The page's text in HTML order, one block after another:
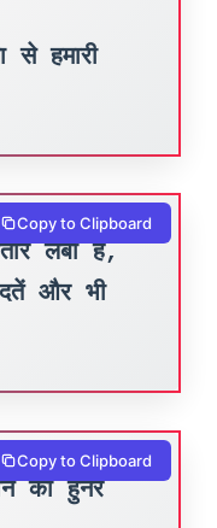
से हमारी
लंबी हैं,
और भी
Copy to Clipboard
का हुनर
Copy to Clipboard